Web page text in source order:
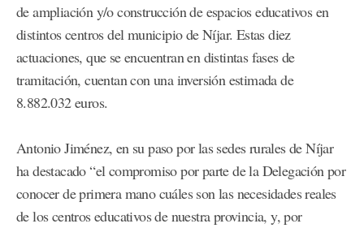
de ampliación y/o construcción de espacios educativos en
distintos centros del municipio de Níjar. Estas diez
actuaciones, que se encuentran en distintas fases de
tramitación, cuentan con una inversión estimada de
8.882.032 euros.
Antonio Jiménez, en su paso por las sedes rurales de Níjar
ha destacado “el compromiso por parte de la Delegación por
conocer de primera mano cuáles son las necesidades reales
de los centros educativos de nuestra provincia, y, por